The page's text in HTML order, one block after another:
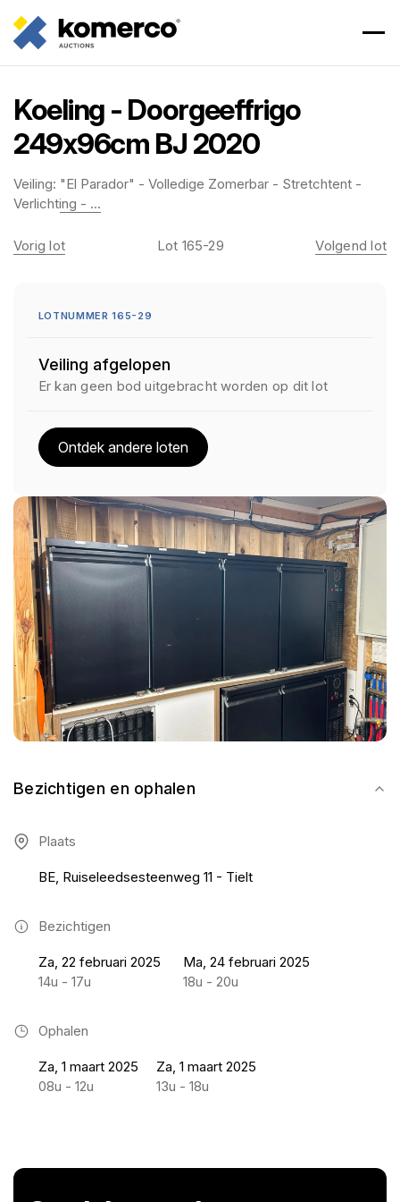
Koeling - Doorgeeffrigo
249x96cm BJ 2020
Veiling: "El Parador" - Volledige Zomerbar - Stretchtent -
Verlichting - ...
Bezichtigen en ophalen
Plaats
BE, Ruiseleedsesteenweg 11 - Tielt
Bezichtigen
Za, 22 februari 2025
14u - 17u
Ma, 24 februari 2025
18u - 20u
Ophalen
Za, 1 maart 2025
08u - 12u
Za, 1 maart 2025
13u - 18u
Vorig lot Lot 165-29 Volgend lot
LOTNUMMER 165-29
Veiling afgelopen
Er kan geen bod uitgebracht worden op dit lot
Ontdek andere loten